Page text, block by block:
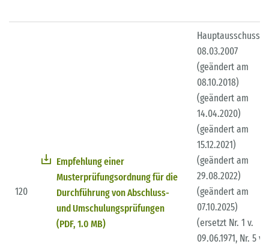
120
Empfehlung einer
Musterprüfungsordnung für die
Durchführung von Abschluss-
und Umschulungsprüfungen
(PDF, 1.0 MB)
Hauptausschuss
08.03.2007
(geändert am
08.10.2018)
(geändert am
14.04.2020)
(geändert am
15.12.2021)
(geändert am
29.08.2022)
(geändert am
07.10.2025)
(ersetzt Nr. 1 v.
09.06.1971, Nr. 5 v.